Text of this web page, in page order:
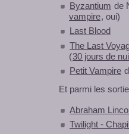
Byzantium de
vampire, oui)
Last Blood
The Last
(30 jours de
Petit Vampire
Et parmi les
Abraham
Twilight -